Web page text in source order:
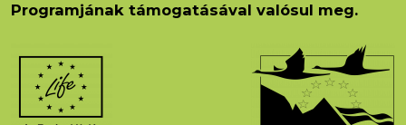
Programjának támogatásával valósul meg.